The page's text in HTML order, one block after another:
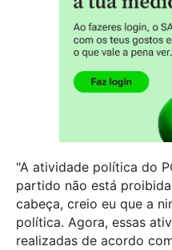
"A atividade política do
partido não está
cabeça, creio eu que a
política. Agora, essas
realizadas de acordo